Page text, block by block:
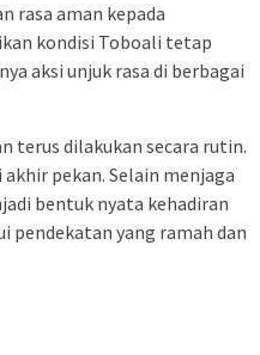
rasa aman kepada
kondisi Toboali tetap
aksi unjuk rasa di berbagai
terus dilakukan secara rutin.
pekan. Selain menjaga
bentuk nyata kehadiran
pendekatan yang ramah dan